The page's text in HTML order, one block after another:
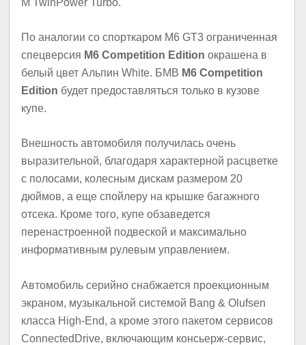
По аналогии со спорткаром M6 GT3 ограниченная
спецверсия M6 Competition Edition окрашена в
белый цвет Альпин White. БМВ M6 Competition
Edition будет предоставляться только в кузове
купе.
Внешность автомобиля получилась очень
выразительной, благодаря характерной расцветке
с полосами, колесным дискам размером 20
дюймов, а еще спойлеру на крышке багажного
отсека. Кроме того, купе обзаведется
перенастроенной подвеской и максимально
информативным рулевым управлением.
Автомобиль серийно снабжается проекционным
экраном, музыкальной системой Bang & Olufsen
класса High-End, а кроме этого пакетом сервисов
ConnectedDrive, включающим консьерж-сервис,